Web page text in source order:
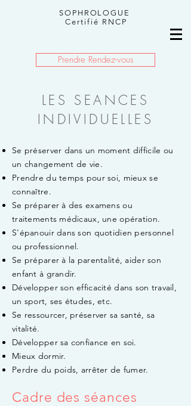
SOPHROLOGUE
Certifié RNCP
Prendre Rendez-vous
LES SEANCES
INDIVIDUELLES
Se préserver dans un moment difficile ou
un changement de vie.
Prendre du temps pour soi, mieux se
connaître.
Se préparer à des examens ou
traitements médicaux, une opération.
S'épanouir dans son quotidien personnel
ou professionnel.
Se préparer à la parentalité, aider son
enfant à grandir.
Développer son efficacité dans son travail,
un sport, ses études, etc.
Se ressourcer, préserver sa santé, sa
vitalité.
Développer sa confiance en soi.
Mieux dormir.
Perdre du poids, arrêter de fumer.
Cadre des séances